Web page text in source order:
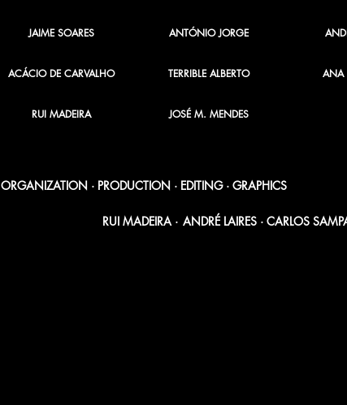
JAIME SOARES
ACÁCIO DE CARVALHO
RUI MADEIRA
ANTÓNIO JORGE
TERRIBLE ALBERTO ANA
JOSÉ M. MENDES
ORGANIZATION · PRODUCTION · EDITING · GRAPHICS
RUI MADEIRA · ANDRÉ LAIRES · CARLOS